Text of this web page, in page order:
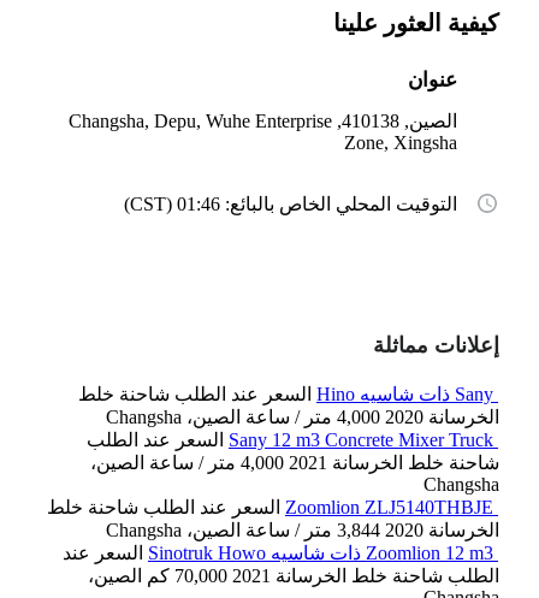
كيفية العثور علينا
عنوان
الصين, 410138, Changsha, Depu, Wuhe Enterprise
Zone, Xingsha
التوقيت المحلي الخاص بالبائع: 01:46 (CST)
إعلانات مماثلة
Sany ذات شاسيه Hino السعر عند الطلب شاحنة خلط
الخرسانة 2020 4,000 متر / ساعة
الصين، Changsha
Sany 12 m3 Concrete Mixer Truck السعر عند الطلب
شاحنة خلط الخرسانة 2021 4,000 متر / ساعة
الصين،
Changsha
Zoomlion ZLJ5140THBJE السعر عند الطلب شاحنة خلط
الخرسانة 2020 3,844 متر / ساعة
الصين، Changsha
Zoomlion 12 m3 ذات شاسيه Sinotruk Howo
السعر عند
الطلب شاحنة خلط الخرسانة 2021 70,000 كم
الصين،